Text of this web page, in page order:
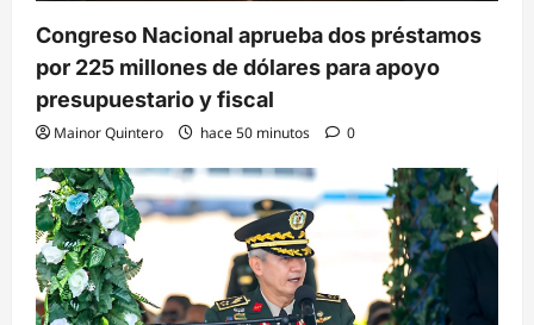
Congreso Nacional aprueba dos préstamos
por 225 millones de dólares para apoyo
presupuestario y fiscal
Mainor Quintero hace 50 minutos 0